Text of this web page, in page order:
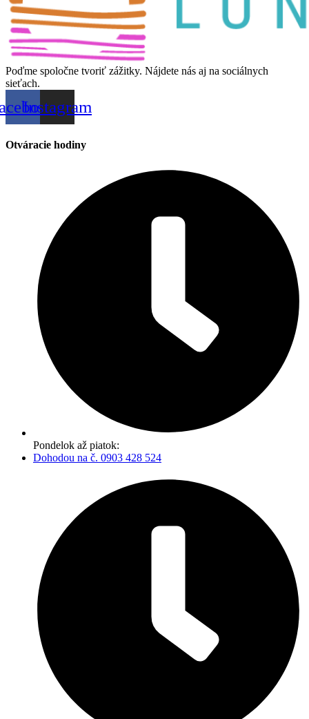
Poďme spoločne tvoriť zážitky. Nájdete nás aj na sociálnych
sieťach.
Instagram
Otváracie hodiny
Pondelok až piatok:
Dohodou na č. 0903 428 524